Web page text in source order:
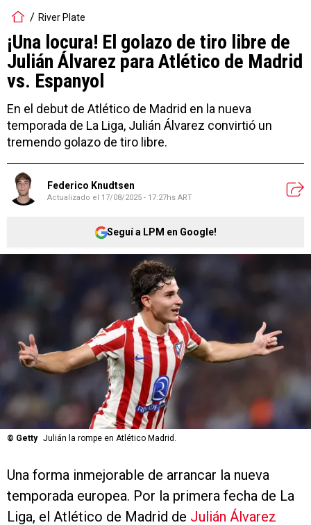
River Plate
¡Una locura! El golazo de tiro libre de
Julián Álvarez para Atlético de Madrid
vs. Espanyol
En el debut de Atlético de Madrid en la nueva
temporada de La Liga, Julián Álvarez convirtió un
tremendo golazo de tiro libre.
Federico Knudtsen
Actualizado el 17/08/2025 - 17:27hs ART
Seguí a LPM en Google!
© Getty Julián la rompe en Atlético Madrid.
Una forma inmejorable de arrancar la nueva
temporada europea. Por la primera fecha de La
Liga, el Atlético de Madrid de Julián Álvarez